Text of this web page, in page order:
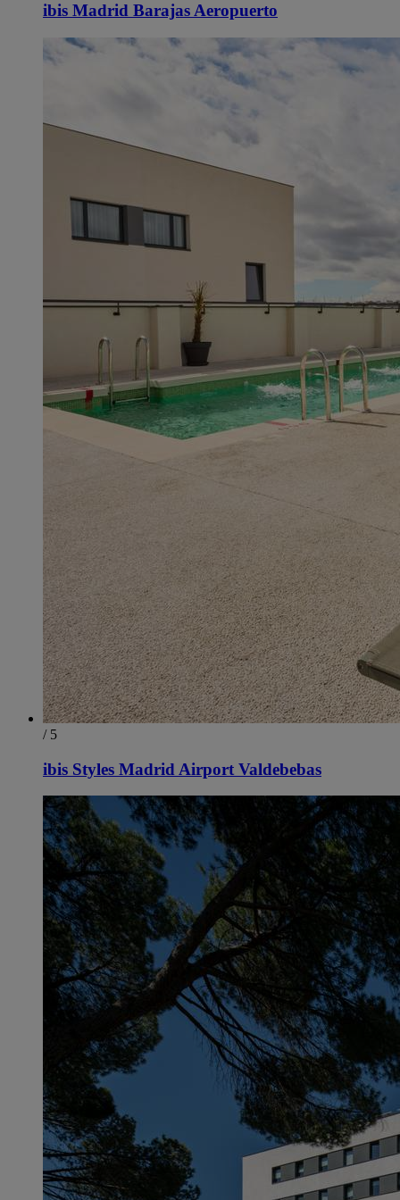
ibis Madrid Barajas Aeropuerto
/ 5
ibis Styles Madrid Airport Valdebebas